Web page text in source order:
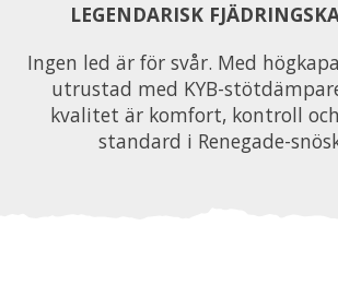
LEGENDARISK
Ingen led är för svår. Med
utrustad med KYB-
kvalitet är komfort, kontroll
standard i Renegade-